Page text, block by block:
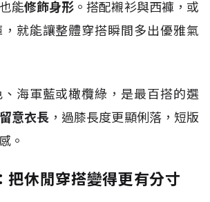
能修飾身形 。搭配襯衫與西褲，或
就能讓整體穿搭瞬間多出優雅氣
海軍藍或橄欖綠，是最百搭的選
留意衣長 ，過膝長度更顯俐落，短版
。
把休閒穿搭變得更有分寸